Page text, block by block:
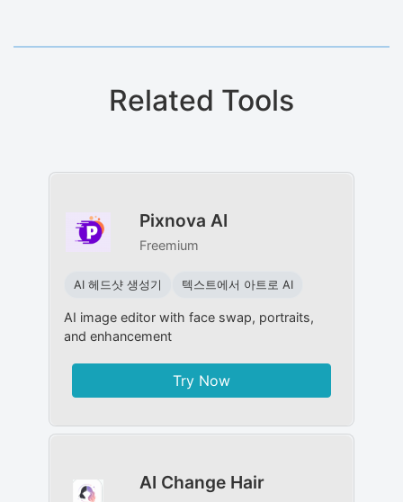
Related Tools
Pixnova AI
Freemium
AI 헤드샷 생성기 텍스트에서 아트로 AI
AI image editor with face swap, portraits,
and enhancement
Try Now
AI Change Hair